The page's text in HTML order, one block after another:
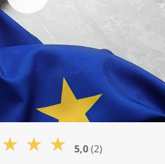
★ ★ ★ 5,0(2)